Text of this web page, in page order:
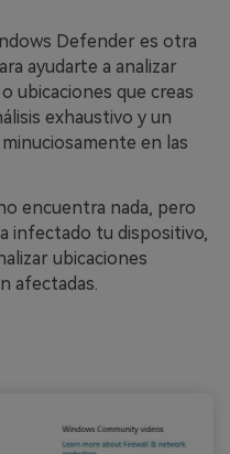
Defender es otra
ayudarte a analizar
ubicaciones que creas
exhaustivo y un
en las
encuentra nada, pero
infectado tu dispositivo,
ubicaciones
afectadas.